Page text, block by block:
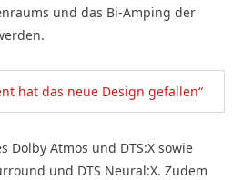
und das Bi-Amping der
hat das neue Design gefallen“
Dolby Atmos und DTS:X sowie
und DTS Neural:X. Zudem